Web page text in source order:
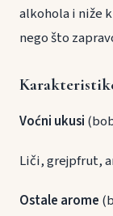
alkohola i niže
nego što
Voćni ukusi
Liči, grejpfrut,
Ostale arome